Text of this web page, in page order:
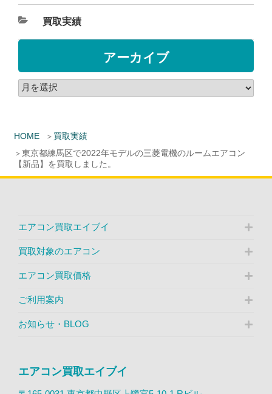
HOME
買取実績
東京都練馬区で2022年モデルの三菱電機のルームエアコン
【新品】を買取しました。
買取実績
アーカイブ
エアコン買取エイブイ
買取対象のエアコン
エアコン買取価格
ご利用案内
お知らせ・BLOG
エアコン買取エイブイ